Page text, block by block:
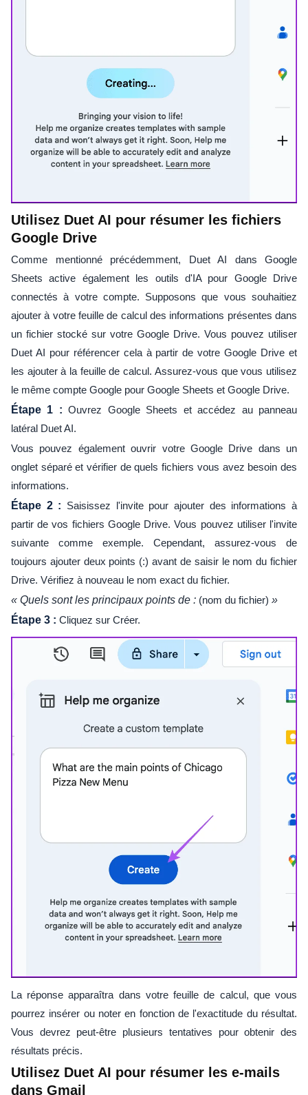
Utilisez Duet AI pour résumer les fichiers
Google Drive
Comme mentionné précédemment, Duet AI dans Google
Sheets active également les outils d'IA pour Google Drive
connectés à votre compte. Supposons que vous souhaitiez
ajouter à votre feuille de calcul des informations présentes dans
un fichier stocké sur votre Google Drive. Vous pouvez utiliser
Duet AI pour référencer cela à partir de votre Google Drive et
les ajouter à la feuille de calcul. Assurez-vous que vous utilisez
le même compte Google pour Google Sheets et Google Drive.
Étape 1 : Ouvrez Google Sheets et accédez au panneau
latéral Duet AI.
Vous pouvez également ouvrir votre Google Drive dans un
onglet séparé et vérifier de quels fichiers vous avez besoin des
informations.
Étape 2 : Saisissez l'invite pour ajouter des informations à
partir de vos fichiers Google Drive. Vous pouvez utiliser l'invite
suivante comme exemple. Cependant, assurez-vous de
toujours ajouter deux points (:) avant de saisir le nom du fichier
Drive. Vérifiez à nouveau le nom exact du fichier.
« Quels sont les principaux points de : (nom du fichier) »
Étape 3 : Cliquez sur Créer.
La réponse apparaîtra dans votre feuille de calcul, que vous
pourrez insérer ou noter en fonction de l'exactitude du résultat.
Vous devrez peut-être plusieurs tentatives pour obtenir des
résultats précis.
Utilisez Duet AI pour résumer les e-mails
dans Gmail